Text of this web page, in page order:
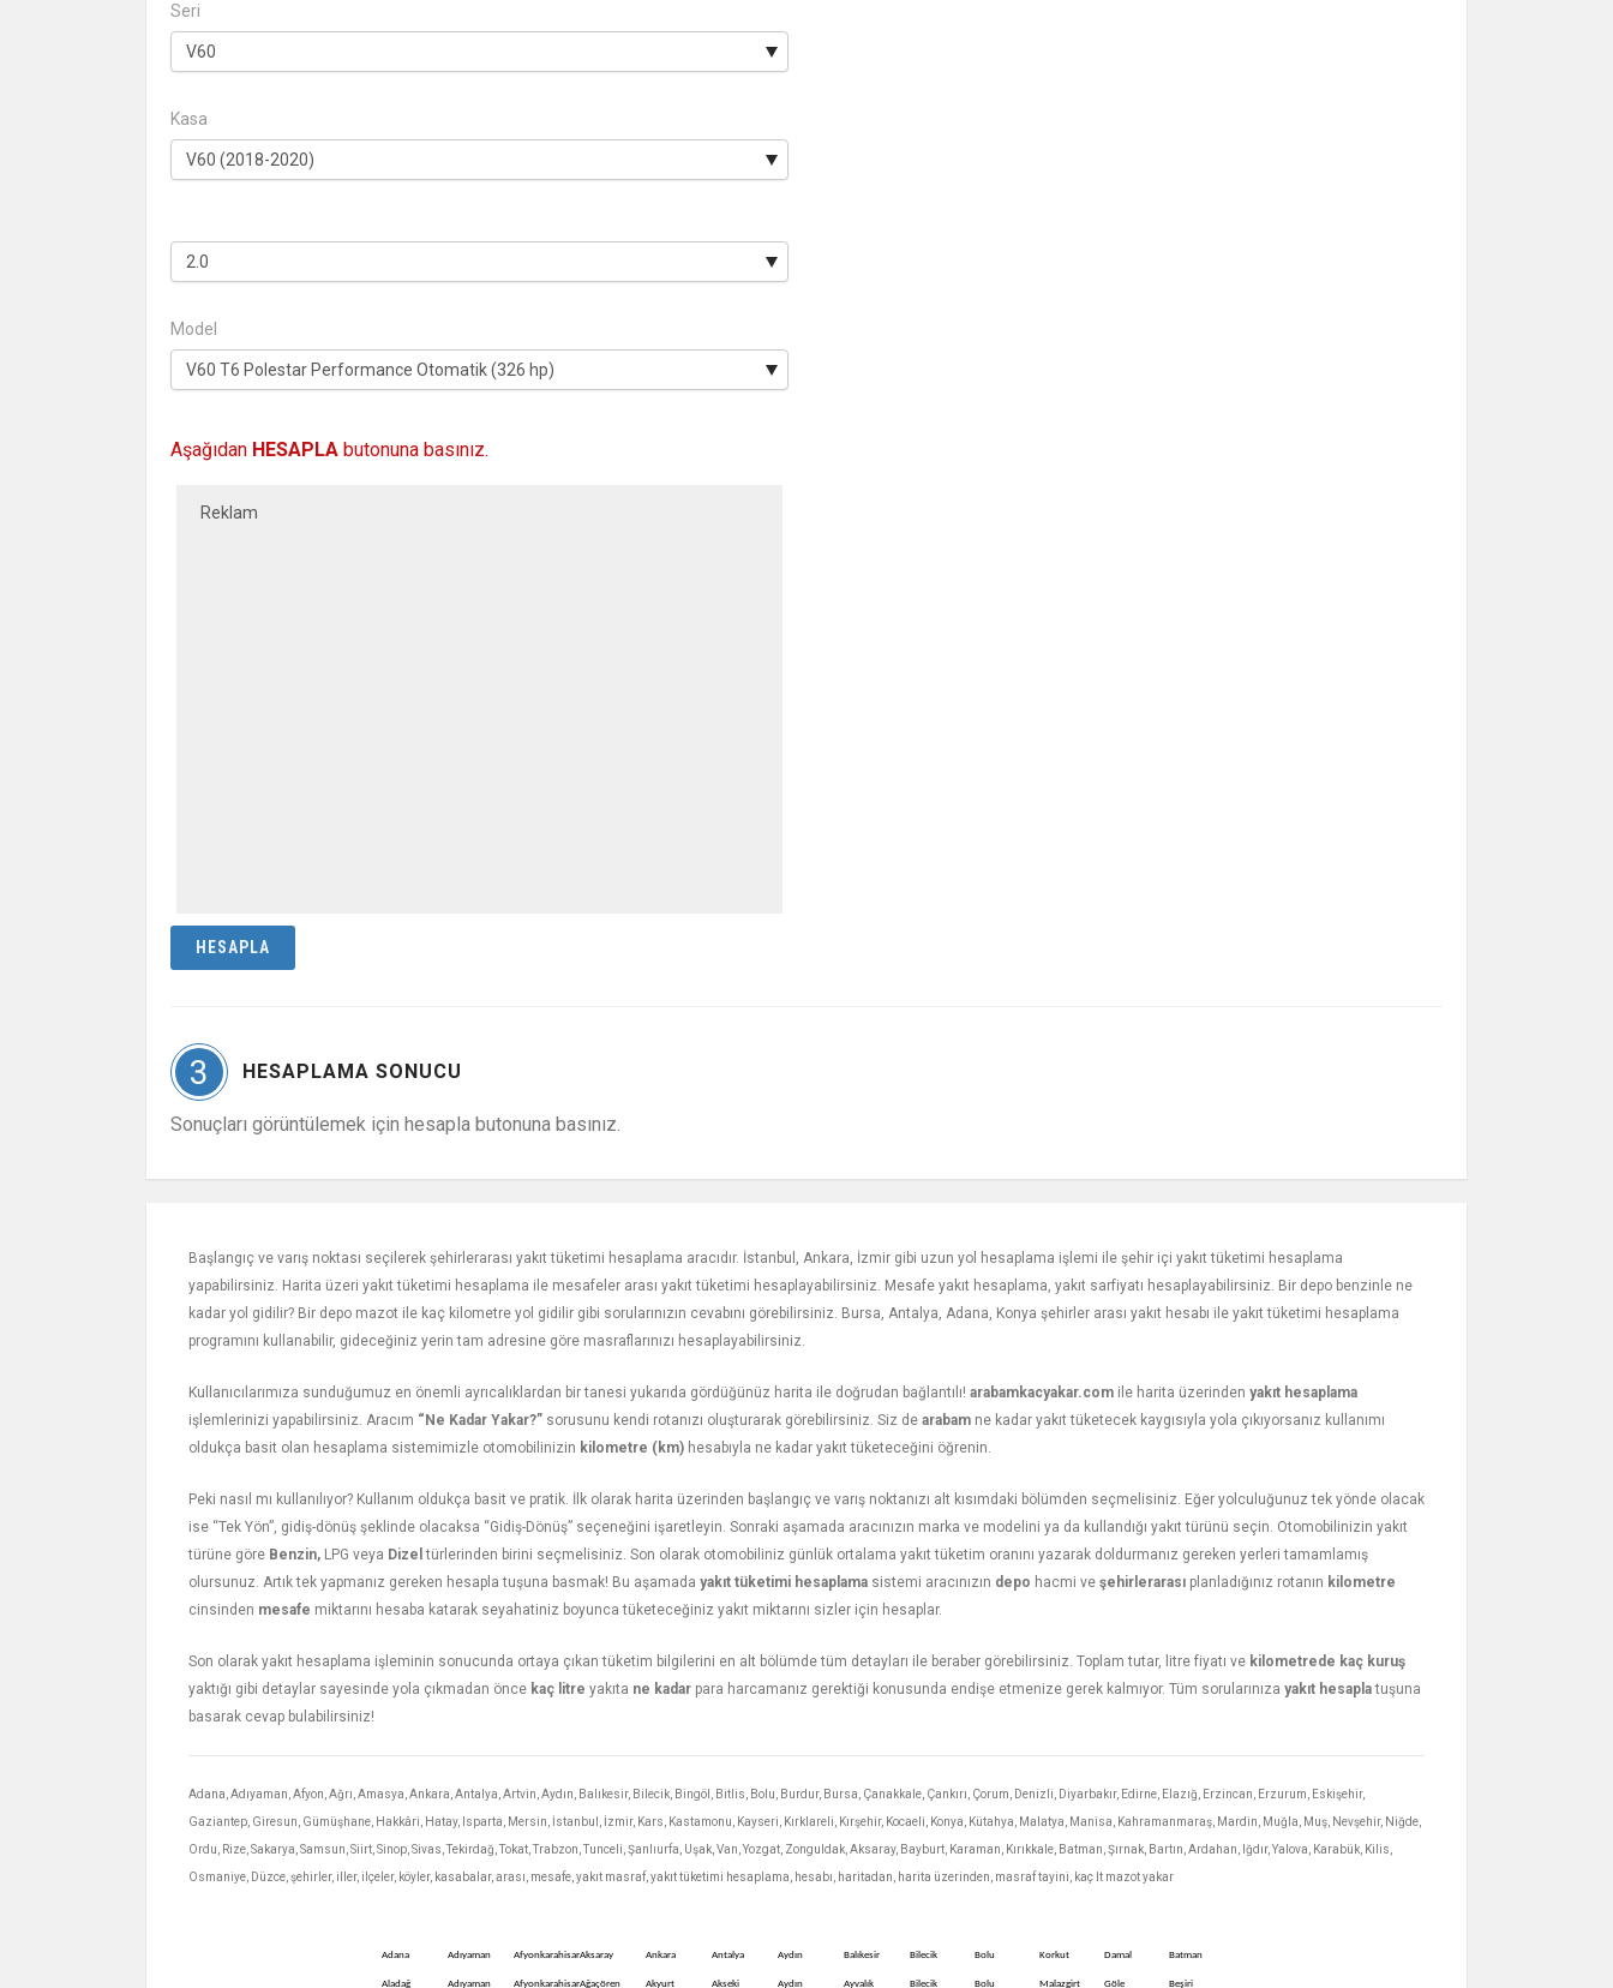
Seri
Kasa
Model
Aşağıdan HESAPLA butonuna basınız.
Reklam
3 HESAPLAMA SONUCU
Sonuçları görüntülemek için hesapla butonuna basınız.
Başlangıç ve varış noktası seçilerek şehirlerarası yakıt tüketimi hesaplama aracıdır. İstanbul, Ankara, İzmir gibi uzun yol hesaplama işlemi ile şehir içi yakıt tüketimi hesaplama
yapabilirsiniz. Harita üzeri yakıt tüketimi hesaplama ile mesafeler arası yakıt tüketimi hesaplayabilirsiniz. Mesafe yakıt hesaplama, yakıt sarfiyatı hesaplayabilirsiniz. Bir depo benzinle ne
kadar yol gidilir? Bir depo mazot ile kaç kilometre yol gidilir gibi sorularınızın cevabını görebilirsiniz. Bursa, Antalya, Adana, Konya şehirler arası yakıt hesabı ile yakıt tüketimi hesaplama
programını kullanabilir, gideceğiniz yerin tam adresine göre masraflarınızı hesaplayabilirsiniz.
Kullanıcılarımıza sunduğumuz en önemli ayrıcalıklardan bir tanesi yukarıda gördüğünüz harita ile doğrudan bağlantılı! arabamkacyakar.com ile harita üzerinden yakıt hesaplama
işlemlerinizi yapabilirsiniz. Aracım “Ne Kadar Yakar?” sorusunu kendi rotanızı oluşturarak görebilirsiniz. Siz de arabam ne kadar yakıt tüketecek kaygısıyla yola çıkıyorsanız kullanımı
oldukça basit olan hesaplama sistemimizle otomobilinizin kilometre (km) hesabıyla ne kadar yakıt tüketeceğini öğrenin.
Peki nasıl mı kullanılıyor? Kullanım oldukça basit ve pratik. İlk olarak harita üzerinden başlangıç ve varış noktanızı alt kısımdaki bölümden seçmelisiniz. Eğer yolculuğunuz tek yönde olacak
ise “Tek Yön”, gidiş-dönüş şeklinde olacaksa “Gidiş-Dönüş” seçeneğini işaretleyin. Sonraki aşamada aracınızın marka ve modelini ya da kullandığı yakıt türünü seçin. Otomobilinizin yakıt
türüne göre Benzin, LPG veya Dizel türlerinden birini seçmelisiniz. Son olarak otomobiliniz günlük ortalama yakıt tüketim oranını yazarak doldurmanız gereken yerleri tamamlamış
olursunuz. Artık tek yapmanız gereken hesapla tuşuna basmak! Bu aşamada yakıt tüketimi hesaplama sistemi aracınızın depo hacmi ve şehirlerarası planladığınız rotanın kilometre
cinsinden mesafe miktarını hesaba katarak seyahatiniz boyunca tüketeceğiniz yakıt miktarını sizler için hesaplar.
Son olarak yakıt hesaplama işleminin sonucunda ortaya çıkan tüketim bilgilerini en alt bölümde tüm detayları ile beraber görebilirsiniz. Toplam tutar, litre fiyatı ve kilometrede kaç kuruş
yaktığı gibi detaylar sayesinde yola çıkmadan önce kaç litre yakıta ne kadar para harcamanız gerektiği konusunda endişe etmenize gerek kalmıyor. Tüm sorularınıza yakıt hesaplatuşuna
basarak cevap bulabilirsiniz!
Adana, Adıyaman, Afyon, Ağrı, Amasya, Ankara, Antalya, Artvin, Aydın, Balıkesir, Bilecik, Bingöl, Bitlis, Bolu, Burdur, Bursa, Çanakkale, Çankırı, Çorum, Denizli, Diyarbakır, Edirne, Elazığ, Erzincan, Erzurum, Eskişehir,
Gaziantep, Giresun, Gümüşhane, Hakkâri, Hatay, Isparta, Mersin, İstanbul, İzmir, Kars, Kastamonu, Kayseri, Kırklareli, Kırşehir, Kocaeli, Konya, Kütahya, Malatya, Manisa, Kahramanmaraş, Mardin, Muğla, Muş, Nevşehir, Niğde,
Ordu, Rize, Sakarya, Samsun, Siirt, Sinop, Sivas, Tekirdağ, Tokat, Trabzon, Tunceli, Şanlıurfa, Uşak, Van, Yozgat, Zonguldak, Aksaray, Bayburt, Karaman, Kırıkkale, Batman, Şırnak, Bartın, Ardahan, Iğdır, Yalova, Karabük, Kilis,
Osmaniye, Düzce, şehirler, iller, ilçeler, köyler, kasabalar, arası, mesafe, yakıt masraf, yakıt tüketimi hesaplama, hesabı, haritadan, harita üzerinden, masraf tayini, kaç lt mazot yakar
Adana Adıyaman AfyonkarahisarAksaray Ankara Antalya Aydın Balıkesir Bilecik Bolu Korkut Damal Batman
Aladağ Adıyaman AfyonkarahisarAğaçören Akyurt Akseki Aydın Ayvalık Bilecik Bolu Malazgirt Göle Beşiri